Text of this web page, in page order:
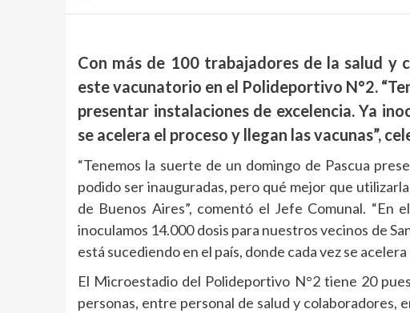
Con más de 100 trabajadores de la salud y
este vacunatorio en el Polideportivo N°2.
presentar instalaciones de excelencia. Ya
se acelera el proceso y llegan las vacunas”,
“Tenemos la suerte de un domingo de Pascua
podido ser inauguradas, pero qué mejor que
de Buenos Aires”, comentó el Jefe Comunal.
inoculamos 14.000 dosis para nuestros vecinos de
está sucediendo en el país, donde cada vez se
El Microestadio del Polideportivo N°2 tiene 20
personas, entre personal de salud y colaboradores,